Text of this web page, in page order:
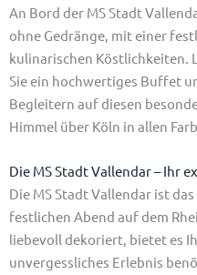
An Bord der MS Stadt
ohne Gedränge, mit einer
kulinarischen Köstlichkeiten.
Sie ein hochwertiges Buffet
Begleitern auf diesen
Himmel über Köln in allen
Die MS Stadt Vallendar – Ihr
Die MS Stadt Vallendar ist
festlichen Abend auf dem
liebevoll dekoriert, bietet es
unvergessliches Erlebnis